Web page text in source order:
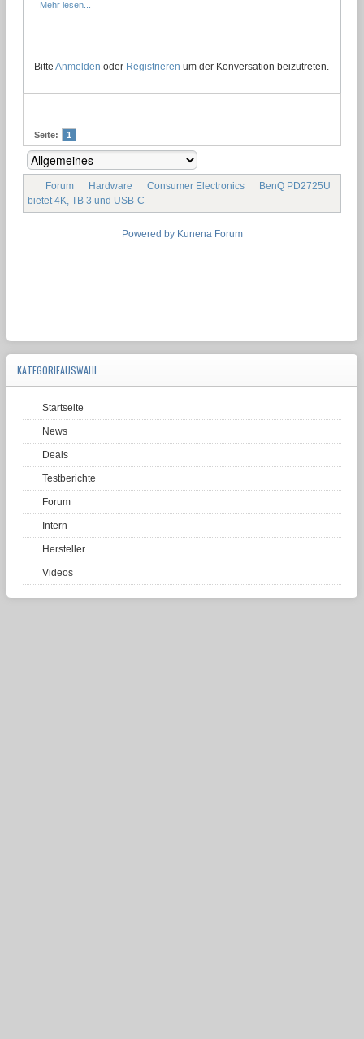
Mehr lesen...
Bitte Anmelden oder Registrieren um der Konversation beizutreten.
Seite: 1
Forum Hardware Consumer Electronics
BenQ PD2725U
bietet 4K, TB 3 und USB-C
Powered by Kunena Forum
KATEGORIEAUSWAHL
Startseite
News
Deals
Testberichte
Forum
Intern
Hersteller
Videos